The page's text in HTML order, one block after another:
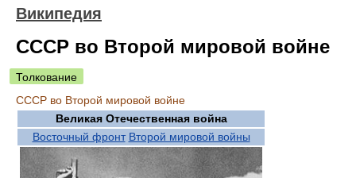
Википедия
СССР во Второй мировой войне
Толкование
СССР во Второй мировой войне
Великая Отечественная война
Восточный фронт Второй мировой войны